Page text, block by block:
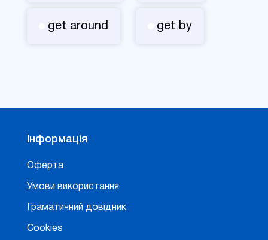
get around get by
Інформація
Оферта
Умови використання
Граматичний довідник
Cookies